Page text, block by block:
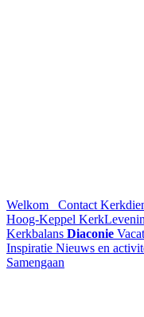
Welkom Contact
Hoog-Keppel KerkLevenin
Kerkbalans Diaconie
Inspiratie Nieuws en
Samengaan